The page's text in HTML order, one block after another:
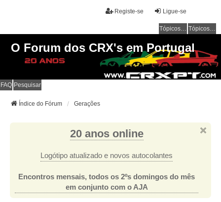
Ligue-se
Registe-se
Tópicos sem resposta Tópicos ativos
O Forum dos CRX's em Portugal
FAQ Pesquisar
Índice do Fórum Gerações
20 anos online
Logótipo atualizado e novos autocolantes
Encontros mensais, todos os 2ºs domingos do mês
em conjunto com o AJA